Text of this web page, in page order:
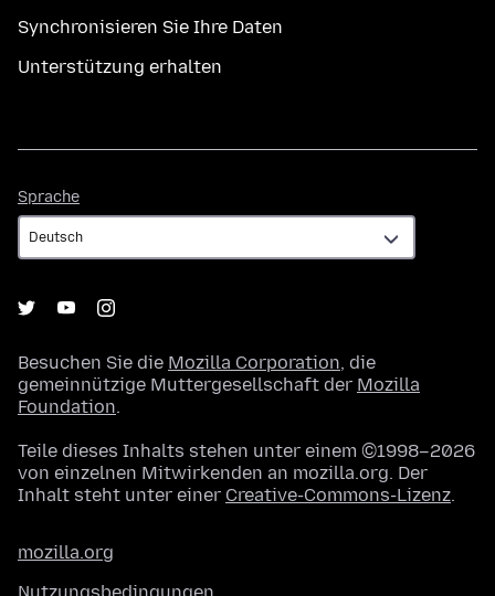
Synchronisieren Sie Ihre Daten
Unterstützung erhalten
Sprache
Besuchen Sie die Mozilla Corporation, die
gemeinnützige Muttergesellschaft der Mozilla
Foundation.
Teile dieses Inhalts stehen unter einem ©1998–2026
von einzelnen Mitwirkenden an mozilla.org. Der
Inhalt steht unter einer Creative-Commons-Lizenz.
mozilla.org